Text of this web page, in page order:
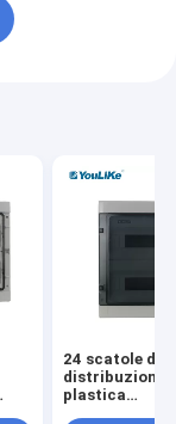
24 scatole di
distribuzione
plastica